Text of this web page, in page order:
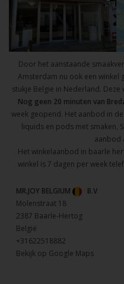
Door het aanstaande
Amsterdam nu ook een winkel
stukje Belgie in Nederland.
Nog geen 20 minuten van
week geopend. Het aanbod in
liquids en pods met smaken,
aanbod
Het winkelaanbod in baarle
winkel is 7 dagen per week
MR.JOY BELGIUM
B.V
Molenstraat 18
2387 Baarle-Hertog
België
+31622518882
Bekijk op Google Maps